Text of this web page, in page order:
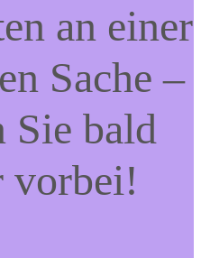
an einer
Sache –
Sie bald
vorbei!